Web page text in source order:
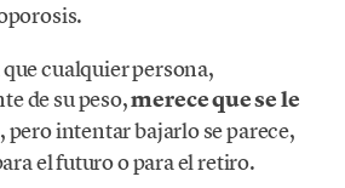
cualquier persona,
de su peso,merece que se le
, pero intentar bajarlo se parece,
el futuro o para el retiro.